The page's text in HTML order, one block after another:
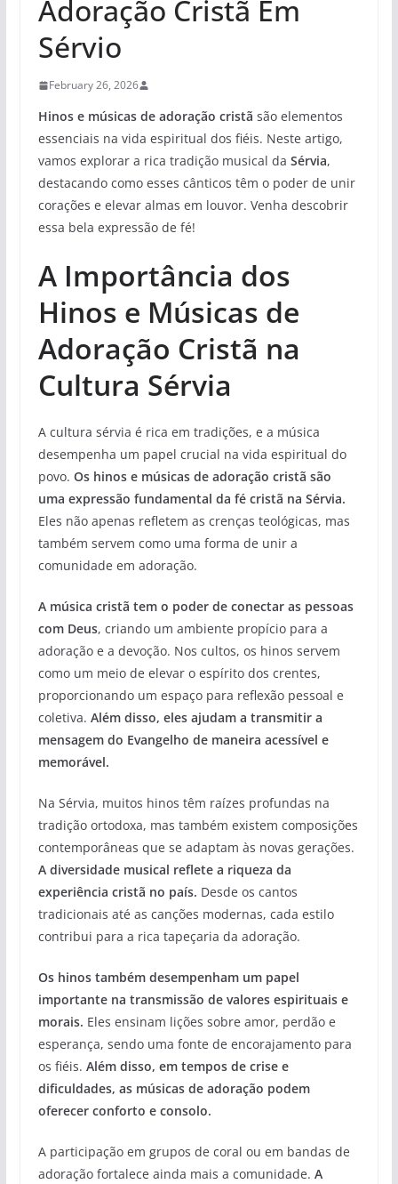
Adoração Cristã Em
Sérvio
February 26, 2026
Hinos e músicas de adoração cristã são elementos
essenciais na vida espiritual dos fiéis. Neste artigo,
vamos explorar a rica tradição musical da Sérvia,
destacando como esses cânticos têm o poder de unir
corações e elevar almas em louvor. Venha descobrir
essa bela expressão de fé!
A Importância dos
Hinos e Músicas de
Adoração Cristã na
Cultura Sérvia
A cultura sérvia é rica em tradições, e a música
desempenha um papel crucial na vida espiritual do
povo. Os hinos e músicas de adoração cristã são
uma expressão fundamental da fé cristã na Sérvia.
Eles não apenas refletem as crenças teológicas, mas
também servem como uma forma de unir a
comunidade em adoração.
A música cristã tem o poder de conectar as pessoas
com Deus, criando um ambiente propício para a
adoração e a devoção. Nos cultos, os hinos servem
como um meio de elevar o espírito dos crentes,
proporcionando um espaço para reflexão pessoal e
coletiva. Além disso, eles ajudam a transmitir a
mensagem do Evangelho de maneira acessível e
memorável.
Na Sérvia, muitos hinos têm raízes profundas na
tradição ortodoxa, mas também existem composições
contemporâneas que se adaptam às novas gerações.
A diversidade musical reflete a riqueza da
experiência cristã no país. Desde os cantos
tradicionais até as canções modernas, cada estilo
contribui para a rica tapeçaria da adoração.
Os hinos também desempenham um papel
importante na transmissão de valores espirituais e
morais. Eles ensinam lições sobre amor, perdão e
esperança, sendo uma fonte de encorajamento para
os fiéis. Além disso, em tempos de crise e
dificuldades, as músicas de adoração podem
oferecer conforto e consolo.
A participação em grupos de coral ou em bandas de
adoração fortalece ainda mais a comunidade. A